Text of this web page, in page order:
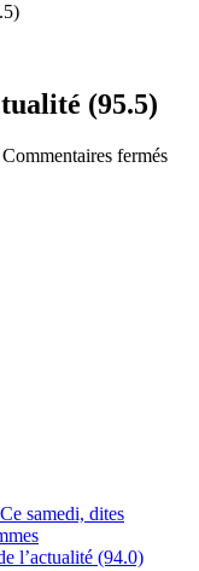
(95.5)
Commentaires fermés
samedi, dites
l’actualité (94.0)